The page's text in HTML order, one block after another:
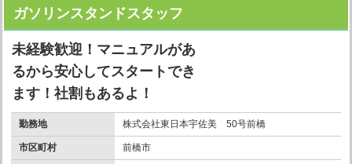
ガソリンスタンドスタッフ
未経験歓迎！マニュアルがあ
るから安心してスタートでき
ます！社割もあるよ！
勤務地 株式会社東日本宇佐美 50号前橋
市区町村 前橋市